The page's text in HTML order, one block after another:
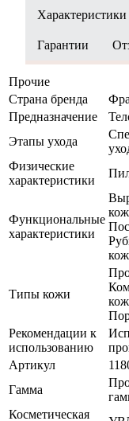
Характеристики
Гарантии
Прочие
Страна бренда
Предназначение
Этапы ухода
Физические
характеристики
Функциональные
характеристики
Типы кожи
Рекомендации к
использованию
Артикул
Гамма
Косметическая